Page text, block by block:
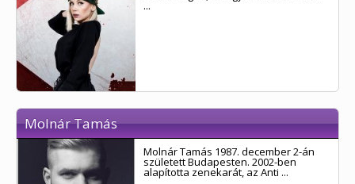
...
Molnár Tamás
Molnár Tamás 1987. december 2-án
született Budapesten. 2002-ben
alapította zenekarát, az Anti ...